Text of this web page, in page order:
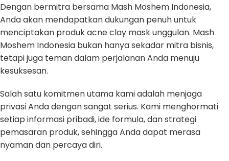
Dengan bermitra bersama Mash Moshem Indonesia,
Anda akan mendapatkan dukungan penuh untuk
menciptakan produk acne clay mask unggulan. Mash
Moshem Indonesia bukan hanya sekadar mitra bisnis,
tetapi juga teman dalam perjalanan Anda menuju
kesuksesan.
Salah satu komitmen utama kami adalah menjaga
privasi Anda dengan sangat serius. Kami menghormati
setiap informasi pribadi, ide formula, dan strategi
pemasaran produk, sehingga Anda dapat merasa
nyaman dan percaya diri.